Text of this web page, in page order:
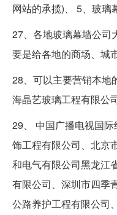
网站的承揽)、 5、玻璃
27、各地玻璃幕墙公司
要是给各地的商场、城
28、可以主要营销本地
海晶艺玻璃工程有限公司
29、 中国广播电视国
饰工程有限公司、北京
和电气有限公司黑龙江
有限公司、深圳市四季
公路养护工程有限公司